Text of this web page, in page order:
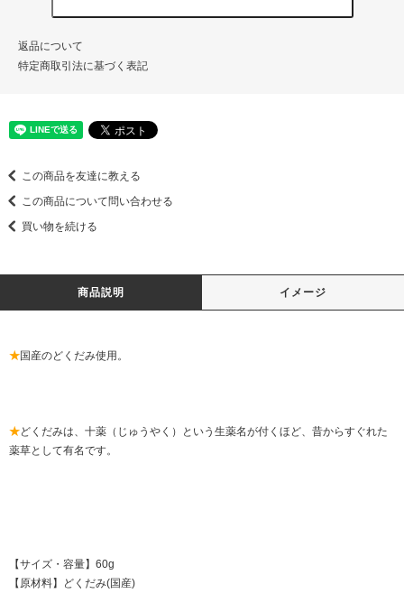
返品について
特定商取引法に基づく表記
この商品を友達に教える
この商品について問い合わせる
買い物を続ける
商品説明 イメージ
★国産のどくだみ使用。
★どくだみは、十薬（じゅうやく）という生薬名が付くほど、昔からすぐれた
薬草として有名です。
【サイズ・容量】60g
【原材料】どくだみ(国産)